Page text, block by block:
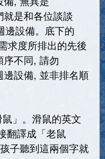
是和各位談談
邊設備。底下的
求度所排出的先後
不同, 請勿
設備, 並非排名順
」。滑鼠的英文
翻譯成「老鼠
子聽到這兩個字就